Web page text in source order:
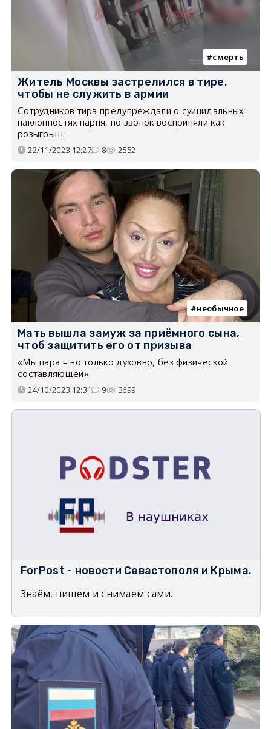
смерть
Житель Москвы застрелился в тире,
чтобы не служить в армии
Сотрудников тира предупреждали о суицидальных
наклонностях парня, но звонок восприняли как
розыгрыш.
22/11/2023 12:27 8 2552
необычное
Мать вышла замуж за приёмного сына,
чтоб защитить его от призыва
«Мы пара – но только духовно, без физической
составляющей».
24/10/2023 12:31 9 3699
ForPost - новости Севастополя и Крыма.
Знаём, пишем и снимаем сами.